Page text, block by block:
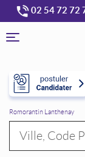
02 54 72 72
Menu
Centre-Val de Loire
Loir-et-Cher
Romorantin Lanthenay